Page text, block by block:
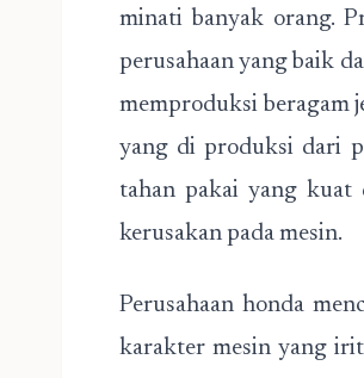
minati banyak orang.
perusahaan yang baik
memproduksi beragam
yang di produksi dari
tahan pakai yang kuat
kerusakan pada mesin.
Perusahaan honda
karakter mesin yang